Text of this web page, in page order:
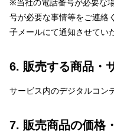
※当社の電話番号が必要な
号が必要な事情等をご連絡
子メールにて通知させてい
6. 販売する商品・
サービス内のデジタルコン
7. 販売商品の価格